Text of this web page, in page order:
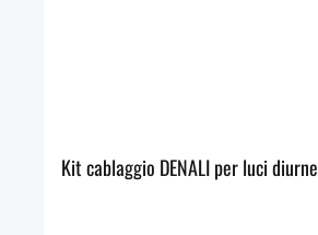
Kit cablaggio DENALI per luci diurne